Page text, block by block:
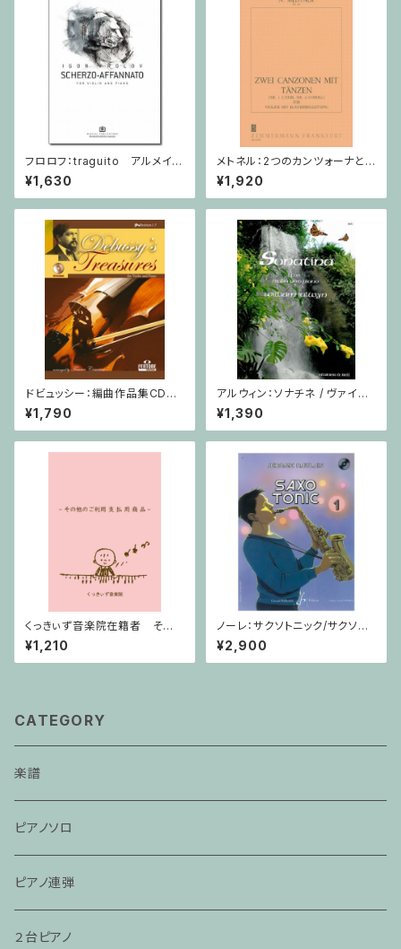
フロロフ：traguito アルメイダ
の主題による即興曲 / ヴァイオ
リン・ピアノ
¥1,630
メトネル：2つのカンツォーナとダ
ンス Op. 43 / ヴァイオリン・ピ
アノ
¥1,920
ドビュッシー：編曲作品集CD付
/ ヴァイオリン・ピアノ
¥1,790
アルウィン：ソナチネ / ヴァイオ
リン・ピアノ
¥1,390
くっきぃず音楽院在籍者 その
他のご利用支払用商品 テクニ
ック
¥1,210
ノーレ：サクソトニック/サクソフ
ォーン・CD
¥2,900
CATEGORY
楽譜
ピアノソロ
ピアノ連弾
２台ピアノ